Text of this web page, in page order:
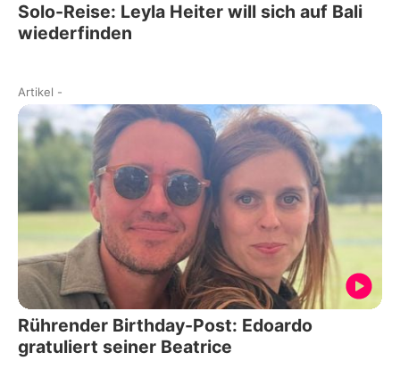
Solo-Reise: Leyla Heiter will sich auf Bali
wiederfinden
Artikel -
Rührender Birthday-Post: Edoardo
gratuliert seiner Beatrice